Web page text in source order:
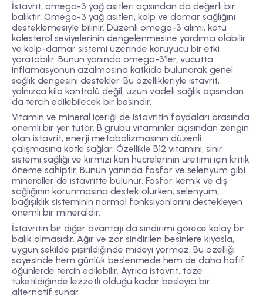
İstavrit, omega-3 yağ asitleri açısından da değerli bir
balıktır. Omega-3 yağ asitleri, kalp ve damar sağlığını
desteklemesiyle bilinir. Düzenli omega-3 alımı, kötü
kolesterol seviyelerinin dengelenmesine yardımcı olabilir
ve kalp-damar sistemi üzerinde koruyucu bir etki
yaratabilir. Bunun yanında omega-3’ler, vücutta
inflamasyonun azalmasına katkıda bulunarak genel
sağlık dengesini destekler. Bu özellikleriyle istavrit,
yalnızca kilo kontrolü değil, uzun vadeli sağlık açısından
da tercih edilebilecek bir besindir.
Vitamin ve mineral içeriği de istavritin faydaları arasında
önemli bir yer tutar. B grubu vitaminler açısından zengin
olan istavrit, enerji metabolizmasının düzenli
çalışmasına katkı sağlar. Özellikle B12 vitamini, sinir
sistemi sağlığı ve kırmızı kan hücrelerinin üretimi için kritik
öneme sahiptir. Bunun yanında fosfor ve selenyum gibi
mineraller de istavritte bulunur. Fosfor, kemik ve diş
sağlığının korunmasına destek olurken; selenyum,
bağışıklık sisteminin normal fonksiyonlarını destekleyen
önemli bir mineraldir.
İstavritin bir diğer avantajı da sindirimi görece kolay bir
balık olmasıdır. Ağır ve zor sindirilen besinlere kıyasla,
uygun şekilde pişirildiğinde mideyi yormaz. Bu özelliği
sayesinde hem günlük beslenmede hem de daha hafif
öğünlerde tercih edilebilir. Ayrıca istavrit, taze
tüketildiğinde lezzetli olduğu kadar besleyici bir
alternatif sunar.